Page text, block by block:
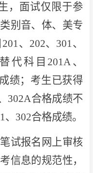
，面试仅限于参
别音、体、美专
、202、301、
代科目201A、
绩；考生已获得
302A合格成绩不
302合格成绩。
试报名网上审核
信息的规范性，